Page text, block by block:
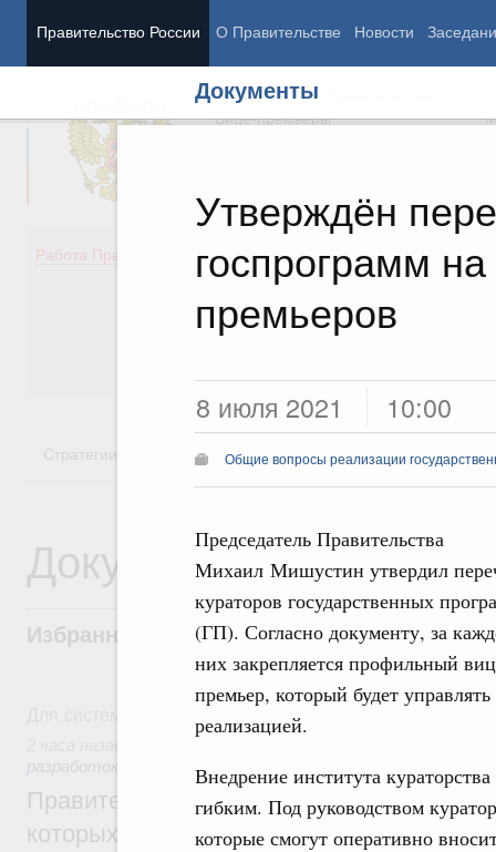
Правительство России О Правительстве Новости
Документы
Утверждён
госпрограмм
премьеров
8 июля 2021 10:00
Общие вопросы реализации
Председатель Правительства
Михаил Мишустин утвердил
кураторов государственных
(ГП). Согласно документу, за
них закрепляется профильный
премьер, который будет управлять
реализацией.
Внедрение института
гибким. Под руководством
которые смогут оперативно
Председатель Правительства
Вице-премьеры
Работа Правительства
Демография
Здоровье
Культура
Стратегии Государственные программы
Документы
Избранные документы со справками к
Для системного поиска перейдите в раздел "Поиск по
разработок
Правительство расширило перечень
которых освобождаются от НДФЛ